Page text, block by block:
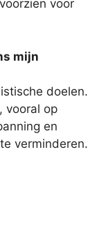
voor
mijn
doelen.
vooral op
en
verminderen.